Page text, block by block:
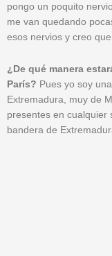
pongo un poquito
me van quedando
esos nervios y creo
¿De qué manera
París? Pues yo soy
Extremadura, muy de
presentes en cualquier
bandera de